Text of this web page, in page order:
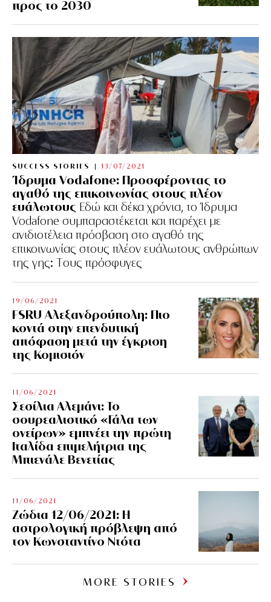
προς το 2030
SUCCESS STORIES 13/07/2021
Ίδρυμα Vodafone: Προσφέροντας το
αγαθό της επικοινωνίας στους πλέον
ευάλωτους Εδώ και δέκα χρόνια, το Ίδρυμα
Vodafone συμπαραστέκεται και παρέχει με
ανιδιοτέλεια πρόσβαση στο αγαθό της
επικοινωνίας στους πλέον ευάλωτους ανθρώπων
της γης: Tους πρόσφυγες
19/06/2021
FSRU Αλεξανδρούπολη: Πιο
κοντά στην επενδυτική
απόφαση μετά την έγκριση
της Κομισιόν
11/06/2021
Σεσίλια Αλεμάνι: Το
σουρεαλιστικό «Γάλα των
ονείρων» εμπνέει την πρώτη
Ιταλίδα επιμελήτρια της
Μπιενάλε Βενετίας
11/06/2021
Ζώδια 12/06/2021: Η
αστρολογική πρόβλεψη από
τον Κωνσταντίνο Ντότα
MORE STORIES